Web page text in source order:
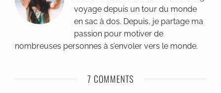
voyage depuis un tour du monde
en sac à dos. Depuis, je partage ma
passion pour motiver de
nombreuses personnes à s’envoler vers le monde.
7 COMMENTS